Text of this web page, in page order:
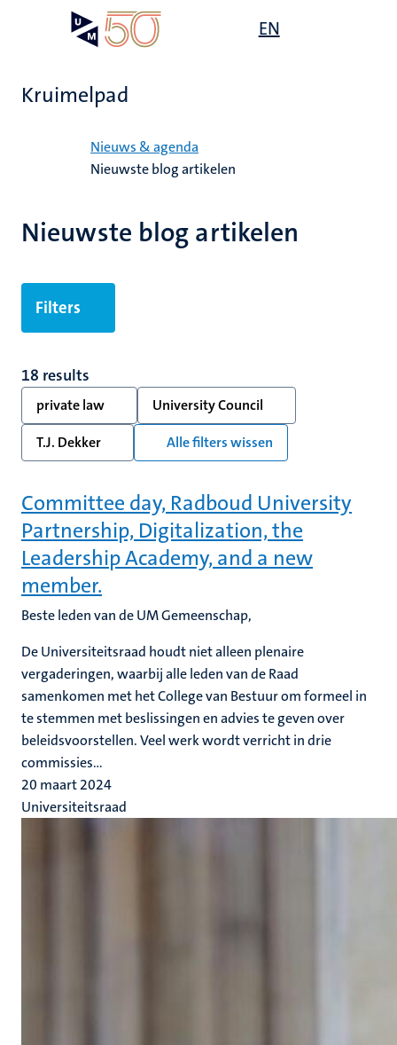
inhoud
EN
Kruimelpad
Nieuws & agenda
Nieuwste blog artikelen
Nieuwste blog artikelen
Filters
18 results
private law
University Council
T.J. Dekker
Alle filters wissen
Committee day, Radboud University
Partnership, Digitalization, the
Leadership Academy, and a new
member.
Beste leden van de UM Gemeenschap,
De Universiteitsraad houdt niet alleen plenaire
vergaderingen, waarbij alle leden van de Raad
samenkomen met het College van Bestuur om formeel in
te stemmen met beslissingen en advies te geven over
beleidsvoorstellen. Veel werk wordt verricht in drie
commissies...
20 maart 2024
Universiteitsraad